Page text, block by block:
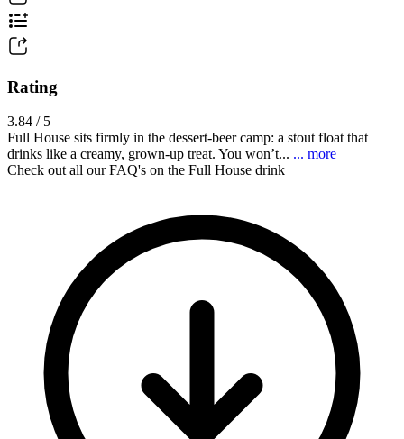
Rating
3.84 / 5
Full House sits firmly in the dessert-beer camp: a stout float that
drinks like a creamy, grown-up treat. You won’t... ... more
Check out all our FAQ's on the Full House drink